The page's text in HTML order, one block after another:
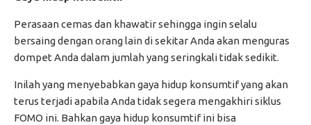
Perasaan cemas dan khawatir sehingga ingin selalu
bersaing dengan orang lain di sekitar Anda akan menguras
dompet Anda dalam jumlah yang seringkali tidak sedikit.
Inilah yang menyebabkan gaya hidup konsumtif yang akan
terus terjadi apabila Anda tidak segera mengakhiri siklus
FOMO ini. Bahkan gaya hidup konsumtif ini bisa